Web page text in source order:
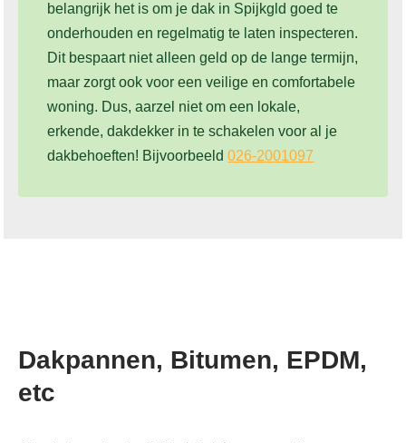
belangrijk het is om je dak in Spijkgld goed te
onderhouden en regelmatig te laten inspecteren.
Dit bespaart niet alleen geld op de lange termijn,
maar zorgt ook voor een veilige en comfortabele
woning. Dus, aarzel niet om een lokale,
erkende, dakdekker in te schakelen voor al je
dakbehoeften! Bijvoorbeeld026-2001097
Dakpannen, Bitumen, EPDM,
etc